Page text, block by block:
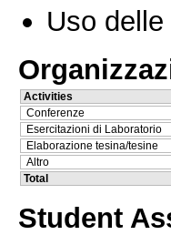
Uso
Activities
Conferenze
Esercitazioni di Laboratorio
Elaborazione tesina/tesine
Altro
Total
Student